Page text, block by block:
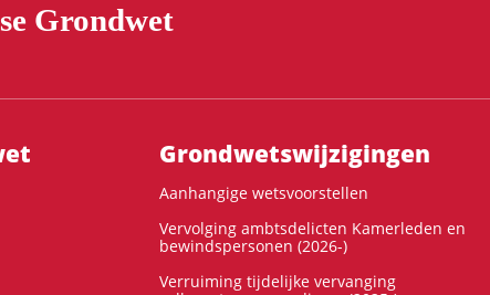
Grondwet
Grondwets­wijzigingen
Aanhangige wetsvoorstellen
Vervolging ambtsdelicten Kamerleden en
bewindspersonen (2026-)
Verruiming tijdelijke vervanging